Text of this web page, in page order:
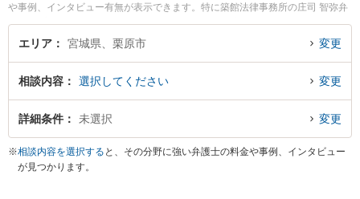
や事例、インタビュー有無が表示できます。特に築館法律事務所の庄司 智弥弁
護士のプロフィール情報や弁護士費用、強みなどが注目されています。離婚や
相続、交通事故から不動産、ネットトラブル、企業法務まで幅広く取り扱う弁
通事故の過失割合や後遺障害のトラブル解決の実績豊富な近くの弁護士を検索
したい』『初回相談無料で自己破産や債務整理を法律相談できる栗原市内の弁
護士に相談予約したい』などでお困りの相談者さんにおすすめです。
エリア 宮城県、栗原市 変更
相談内容 選択してください 変更
詳細条件 未選択 変更
※相談内容を選択する と、その分野に強い弁護士の料金や事例、インタビュー
が見つかります。